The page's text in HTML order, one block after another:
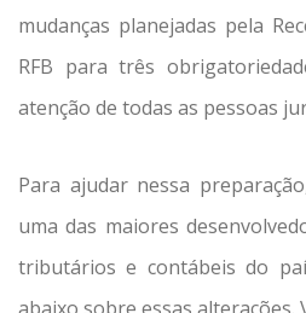
mudanças planejadas pela
RFB para três
atenção de todas as pessoas
Para ajudar nessa
uma das maiores
tributários e contábeis do